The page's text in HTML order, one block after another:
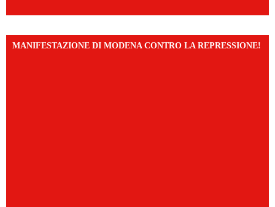
MANIFESTAZIONE DI MODENA CONTRO LA REPRESSIONE!